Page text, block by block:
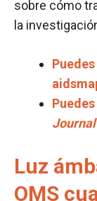
sobre cómo
la
Luz
OMS